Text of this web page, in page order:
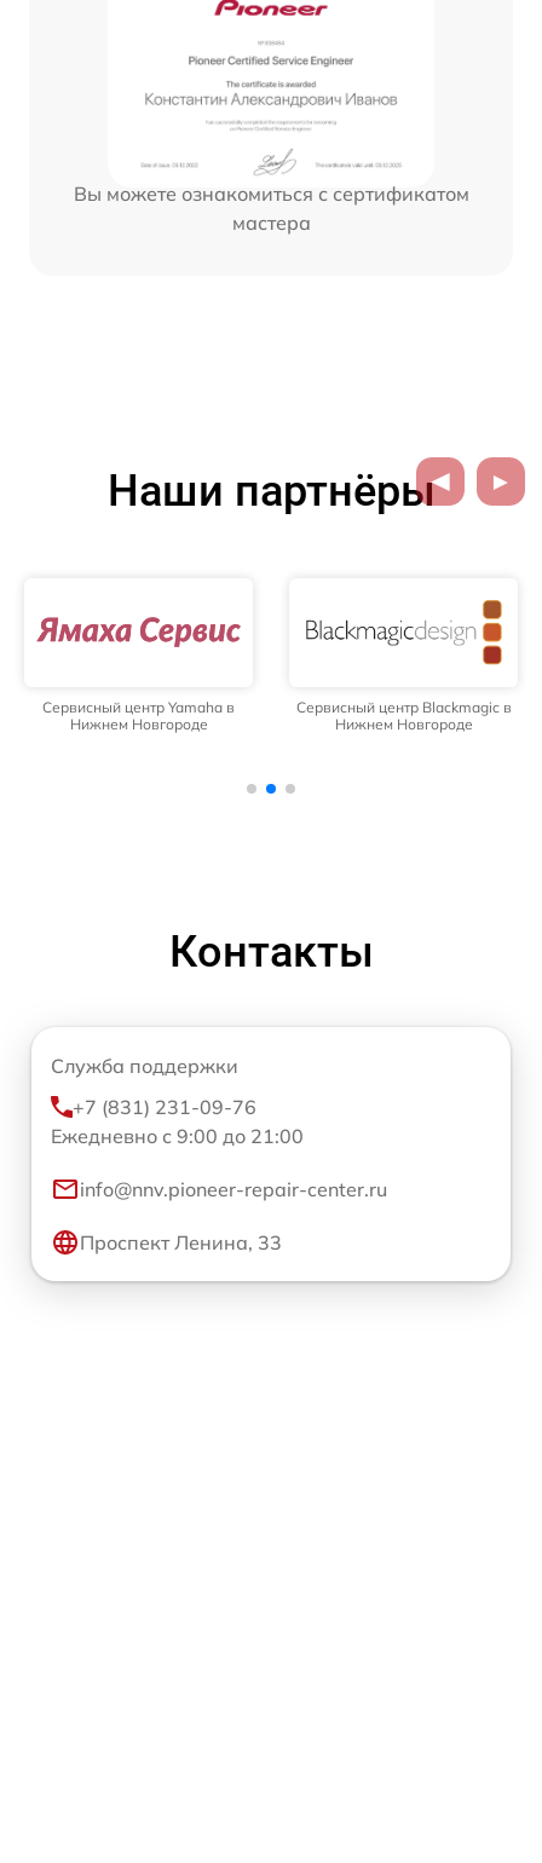
Вы можете ознакомиться с сертификатом
мастера
Наши партнёры
Сервисный центр Yamaha в
Нижнем Новгороде
Сервисный центр Blackmagic в
Нижнем Новгороде
Контакты
Служба поддержки
+7 (831) 231-09-76
Ежедневно с 9:00 до 21:00
info@nnv.pioneer-repair-center.ru
Проспект Ленина, 33